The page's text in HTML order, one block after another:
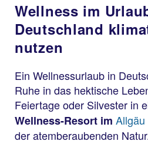
Wellness im
Deutschland
nutzen
Ein Wellnessurlaub in
Ruhe in das hektische
Feiertage oder Silvester in
Wellness-Resort im Allgäu
der atemberaubenden